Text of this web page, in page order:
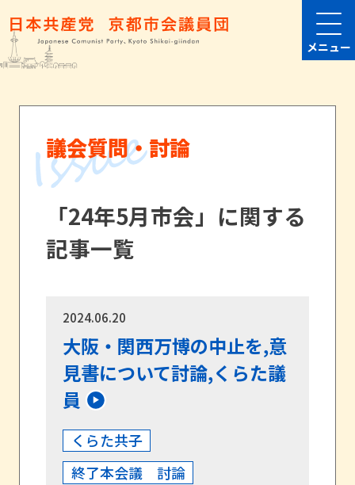
メニュー
議会質問・討論
「24年5月市会」に関する
記事一覧
2024.06.20
大阪・関西万博の中止を,意
見書について討論,くらた議
員
くらた共子
終了本会議 討論